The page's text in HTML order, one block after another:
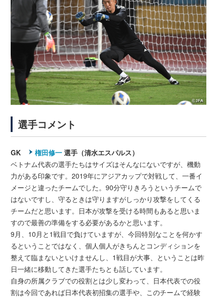
選手コメント
GK 権田修一 選手（清水エスパルス）
ベトナム代表の選手たちはサイズはそんなにないですが、機動
力がある印象です。2019年にアジアカップで対戦して、一番イ
メージと違ったチームでした。90分守りきろうというチームで
はないですし、守るときは守りますがしっかり攻撃をしてくる
チームだと思います。日本が攻撃を受ける時間もあると思いま
すので最善の準備をする必要があるかと思います。
9月、10月と1戦目で負けていますが、今回特別なことを何かす
るということではなく、個人個人がきちんとコンディションを
整えて臨まないといけませんし、1戦目が大事、ということは昨
日一緒に移動してきた選手たちとも話しています。
自身の所属クラブでの役割とは少し変わって、日本代表での役
割は今回であれば日本代表初招集の選手や、このチームで経験